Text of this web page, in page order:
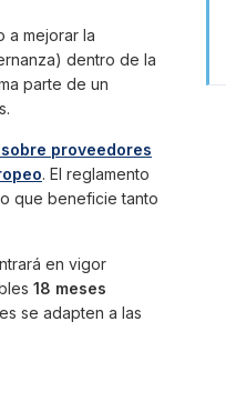
a mejorar la
dentro de la
parte de un
proveedores
. El reglamento
que beneficie tanto
en vigor
18 meses
se adapten a las